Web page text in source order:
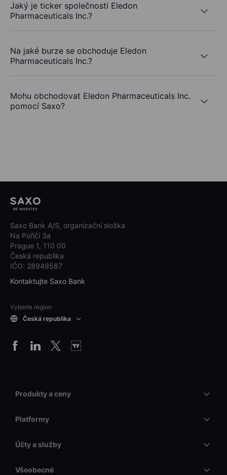
Jaký je ticker společnosti Eledon
Pharmaceuticals Inc.?
Na jaké burze se obchoduje Eledon
Pharmaceuticals Inc.?
Mohu obchodovat Eledon Pharmaceuticals Inc.
pomocí Saxo?
Saxo Bank A/S, organizační složka
Na Poříčí 3a
Prague 1, 110 00
Česká republika
IČO: 28949587
Kontaktujte Saxo Bank
Vyberte region
Česká republika
Produkty a ceny
Platformy
Účty a služby
Všeobecné